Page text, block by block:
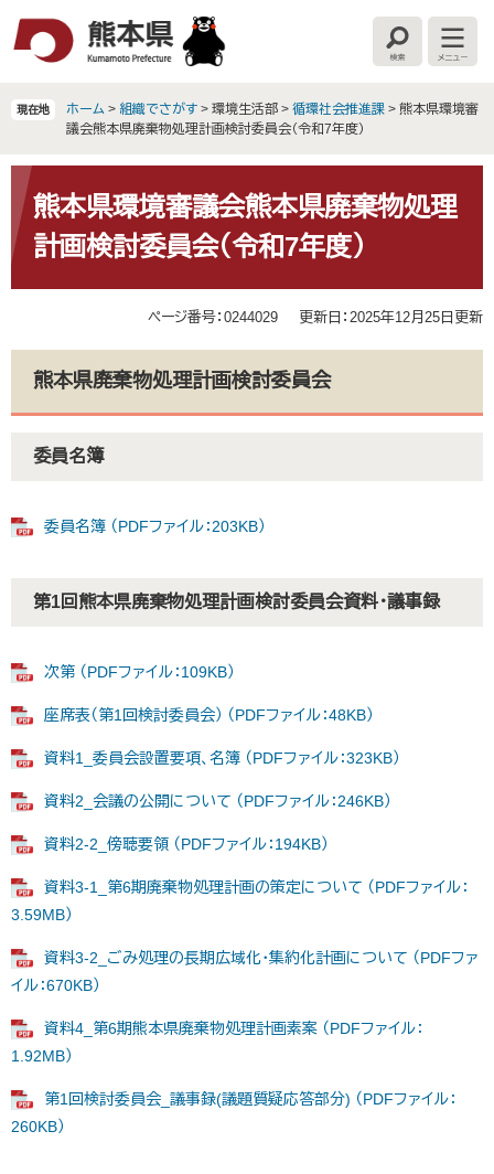
文
へ
検
索
メ
ニ
ー
現在地 ホーム > 組織でさがす > 環境生活部 > 循環社会推進課 > 熊本県環境審
議会熊本県廃棄物処理計画検討委員会（令和7年度）
文 熊本県環境審議会熊本県廃棄物処理
計画検討委員会（令和7年度）
ページ番号：0244029 更新日：2025年12月25日更新
熊本県廃棄物処理計画検討委員会
委員名簿
委員名簿 （PDFファイル：203KB）
第1回熊本県廃棄物処理計画検討委員会資料・議事録
次第 （PDFファイル：109KB）
座席表（第1回検討委員会） （PDFファイル：48KB）
資料1_委員会設置要項、名簿 （PDFファイル：323KB）
資料2_会議の公開について （PDFファイル：246KB）
資料2-2_傍聴要領 （PDFファイル：194KB）
資料3-1_第6期廃棄物処理計画の策定について （PDFファイル：
3.59MB）
資料3-2_ごみ処理の長期広域化・集約化計画について （PDFファ
イル：670KB）
資料4_第6期熊本県廃棄物処理計画素案 （PDFファイル：
1.92MB）
第1回検討委員会_議事録(議題質疑応答部分) （PDFファイル：
260KB）